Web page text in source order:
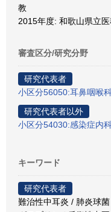
教
2015年度: 和歌山県立
審査区分/研究分野
研究代表者
小区分56050:耳鼻咽喉
研究代表者以外
小区分54030:感染症内
キーワード
研究代表者
難治性中耳炎 / 肺炎球